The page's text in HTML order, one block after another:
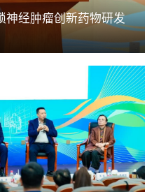
神经肿瘤创新药物研发